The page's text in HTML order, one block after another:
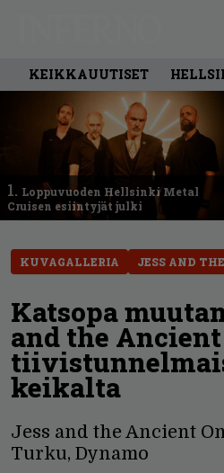
KEIKKAUUTISET
1. Loppuvuoden Hellsinki Metal
Cruisen esiintyjät julki
KUVAGALLERIA JESS AND
Katsopa
and the
keikalta
Jess and the Ancient
Turku, Dynamo